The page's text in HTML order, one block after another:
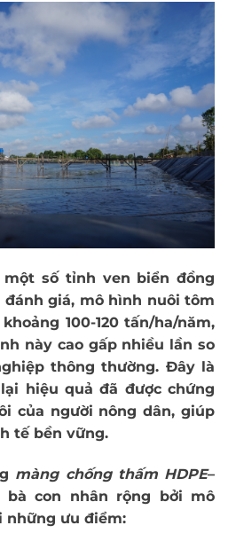
một số tỉnh ven biển đồng
đánh giá, mô hình nuôi tôm
100-120 tấn/ha/năm,
này cao gấp nhiều lần so
thông thường. Đây là
hiệu quả đã được chứng
của người nông dân, giúp
tế bền vững.
màng chống thấm HDPE–
bà con nhân rộng bởi mô
những ưu điểm: